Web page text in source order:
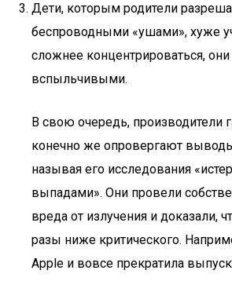
Дети, которым родители
беспроводными «ушами», хуже
сложнее концентрироваться, они
вспыльчивыми.
В свою очередь, производители
конечно же опровергают
называя его исследования
выпадами». Они провели
вреда от излучения и доказали,
разы ниже критического.
Apple и вовсе прекратила